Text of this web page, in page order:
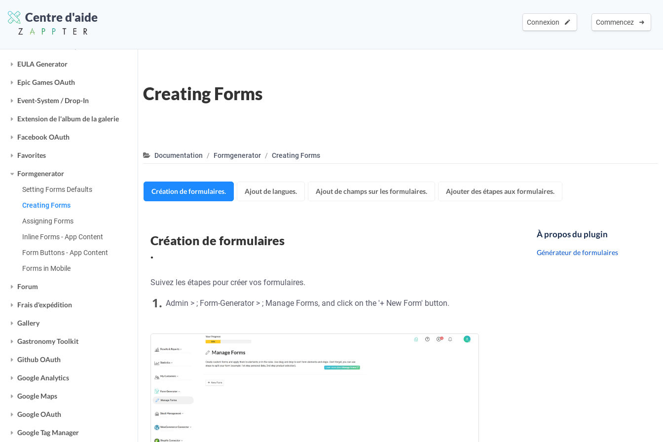
Centre d'aide Commencez
Connexion
Disable upper distance
Document Uploader & Embedder
EULA Generator
Epic Games OAuth
Event-System / Drop-In
Extension de l'album de la galerie
Facebook OAuth
Favorites
Formgenerator
Setting Forms Defaults
Creating Forms
Assigning Forms
Inline Forms - App Content
Form Buttons - App Content
Forms in Mobile
Forum
Frais d'expédition
Gallery
Gastronomy Toolkit
Github OAuth
Google Analytics
Google Maps
Google OAuth
Google Tag Manager
Creating Forms
Documentation Formgenerator Creating Forms
Création de formulaires. Ajout de langues. Ajout de champs sur les formulaires. Ajouter des étapes aux formulaires.
Création de formulaires
.
Suivez les étapes pour créer vos formulaires.
1. Admin > ; Form-Generator > ; Manage Forms, and click on the '+ New Form' button.
À propos du plugin
Générateur de formulaires